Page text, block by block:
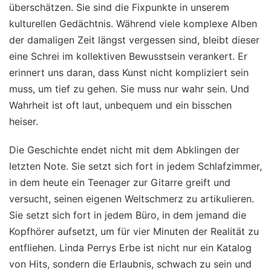
überschätzen. Sie sind die Fixpunkte in unserem
kulturellen Gedächtnis. Während viele komplexe Alben
der damaligen Zeit längst vergessen sind, bleibt dieser
eine Schrei im kollektiven Bewusstsein verankert. Er
erinnert uns daran, dass Kunst nicht kompliziert sein
muss, um tief zu gehen. Sie muss nur wahr sein. Und
Wahrheit ist oft laut, unbequem und ein bisschen
heiser.
Die Geschichte endet nicht mit dem Abklingen der
letzten Note. Sie setzt sich fort in jedem Schlafzimmer,
in dem heute ein Teenager zur Gitarre greift und
versucht, seinen eigenen Weltschmerz zu artikulieren.
Sie setzt sich fort in jedem Büro, in dem jemand die
Kopfhörer aufsetzt, um für vier Minuten der Realität zu
entfliehen. Linda Perrys Erbe ist nicht nur ein Katalog
von Hits, sondern die Erlaubnis, schwach zu sein und